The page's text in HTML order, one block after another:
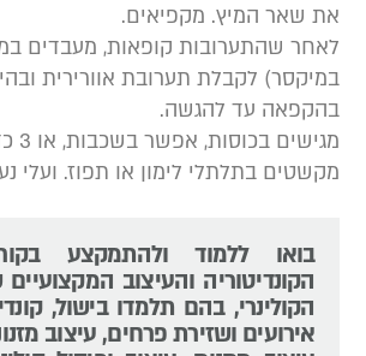
שאר המיץ. מקפיאים.
שהתערובות קופאות, מעבדים במעבד
לקבלת תערובת אוורירית
עד להגשה.
בכוסות, אפשר בשכבות, או 3 כדורים בצלחת.
בתלתלי לימון או תפוז. ועלי נענע.
בואו ללמוד ולהתמקצע
הקונדיטוריה והעיצוב המקצועיים
הקולינרי, בהם תלמדו בישול,
אירועים ושזירת פרחים, עיצוב